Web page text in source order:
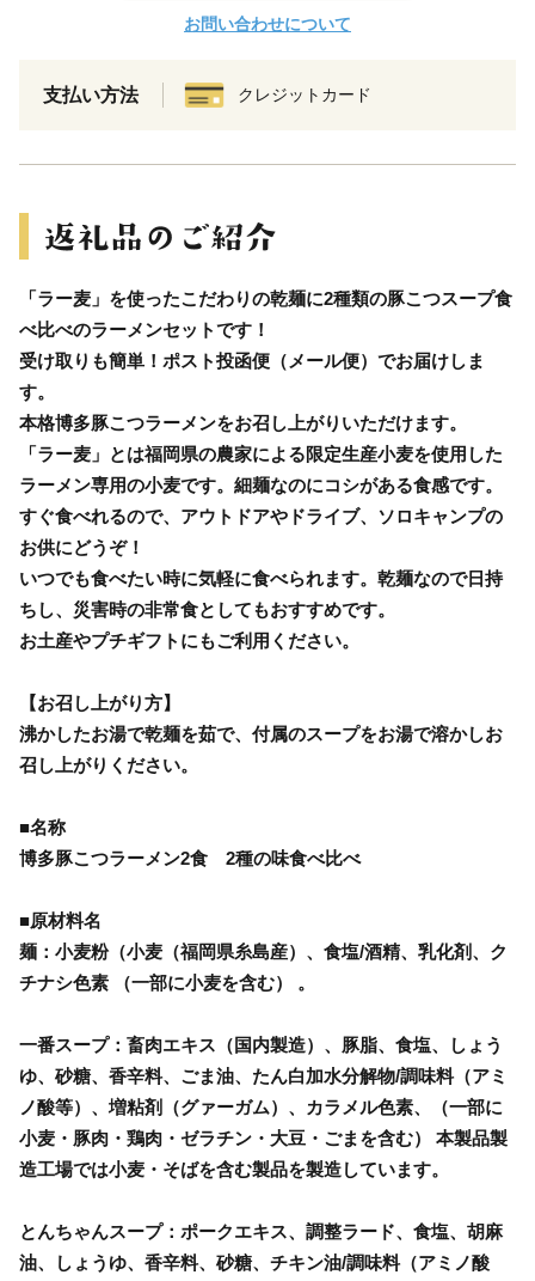
お問い合わせについて
支払い方法 クレジットカード
「ラー麦」を使ったこだわりの乾麺に2種類の豚こつスープ食
べ比べのラーメンセットです！
受け取りも簡単！ポスト投函便（メール便）でお届けしま
す。
本格博多豚こつラーメンをお召し上がりいただけます。
「ラー麦」とは福岡県の農家による限定生産小麦を使用した
ラーメン専用の小麦です。細麺なのにコシがある食感です。
すぐ食べれるので、アウトドアやドライブ、ソロキャンプの
お供にどうぞ！
いつでも食べたい時に気軽に食べられます。乾麺なので日持
ちし、災害時の非常食としてもおすすめです。
お土産やプチギフトにもご利用ください。
【お召し上がり方】
沸かしたお湯で乾麺を茹で、付属のスープをお湯で溶かしお
召し上がりください。
■名称
博多豚こつラーメン2食 2種の味食べ比べ
■原材料名
麺：小麦粉（小麦（福岡県糸島産）、食塩/酒精、乳化剤、ク
チナシ色素 （一部に小麦を含む） 。
一番スープ：畜肉エキス（国内製造）、豚脂、食塩、しょう
ゆ、砂糖、香辛料、ごま油、たん白加水分解物/調味料（アミ
ノ酸等）、増粘剤（グァーガム）、カラメル色素、（一部に
小麦・豚肉・鶏肉・ゼラチン・大豆・ごまを含む） 本製品製
造工場では小麦・そばを含む製品を製造しています。
とんちゃんスープ：ポークエキス、調整ラード、食塩、胡麻
油、しょうゆ、香辛料、砂糖、チキン油/調味料（アミノ酸